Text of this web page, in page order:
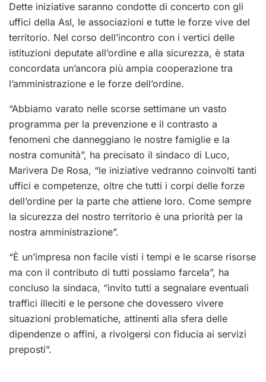
Dette iniziative saranno condotte di concerto con gli
uffici della Asl, le associazioni e tutte le forze vive del
territorio. Nel corso dell’incontro con i vertici delle
istituzioni deputate all’ordine e alla sicurezza, è stata
concordata un’ancora più ampia cooperazione tra
l’amministrazione e le forze dell’ordine.
“Abbiamo varato nelle scorse settimane un vasto
programma per la prevenzione e il contrasto a
fenomeni che danneggiano le nostre famiglie e la
nostra comunità”, ha precisato il sindaco di Luco,
Marivera De Rosa, “le iniziative vedranno coinvolti tanti
uffici e competenze, oltre che tutti i corpi delle forze
dell’ordine per la parte che attiene loro. Come sempre
la sicurezza del nostro territorio è una priorità per la
nostra amministrazione”.
“È un’impresa non facile visti i tempi e le scarse risorse
ma con il contributo di tutti possiamo farcela”, ha
concluso la sindaca, “invito tutti a segnalare eventuali
traffici illeciti e le persone che dovessero vivere
situazioni problematiche, attinenti alla sfera delle
dipendenze o affini, a rivolgersi con fiducia ai servizi
preposti”.